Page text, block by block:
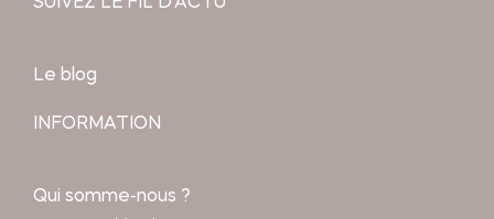
Le blog
INFORMATION
Qui somme-nous ?